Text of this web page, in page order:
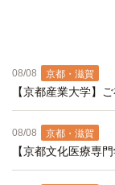
08/08 京都・滋賀
08/08 京都・滋賀